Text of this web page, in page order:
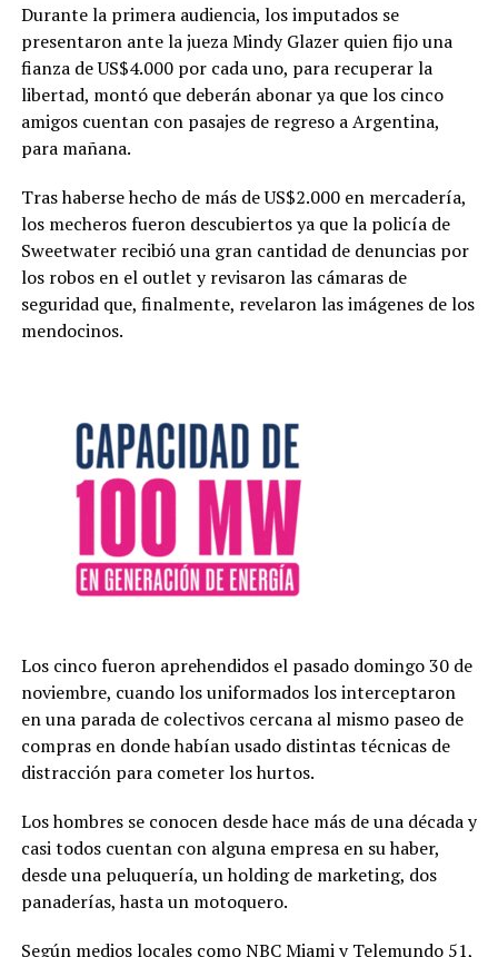
Durante la primera audiencia, los imputados se
presentaron ante la jueza Mindy Glazer quien fijo una
fianza de US$4.000 por cada uno, para recuperar la
libertad, montó que deberán abonar ya que los cinco
amigos cuentan con pasajes de regreso a Argentina,
para mañana.
Tras haberse hecho de más de US$2.000 en mercadería,
los mecheros fueron descubiertos ya que la policía de
Sweetwater recibió una gran cantidad de denuncias por
los robos en el outlet y revisaron las cámaras de
seguridad que, finalmente, revelaron las imágenes de los
mendocinos.
Los cinco fueron aprehendidos el pasado domingo 30 de
noviembre, cuando los uniformados los interceptaron
en una parada de colectivos cercana al mismo paseo de
compras en donde habían usado distintas técnicas de
distracción para cometer los hurtos.
Los hombres se conocen desde hace más de una década y
casi todos cuentan con alguna empresa en su haber,
desde una peluquería, un holding de marketing, dos
panaderías, hasta un motoquero.
Según medios locales como NBC Miami y Telemundo 51,